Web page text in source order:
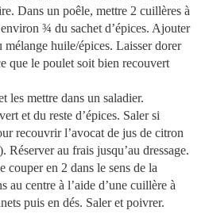
Dans un poêle, mettre 2 cuillères à
¾ du sachet d’épices. Ajouter
huile/épices. Laisser dorer
que le poulet soit bien recouvert
les mettre dans un saladier.
et du reste d’épices. Saler si
recouvrir l’avocat de jus de citron
Réserver au frais jusqu’au dressage.
couper en 2 dans le sens de la
au centre à l’aide d’une cuillère à
puis en dés. Saler et poivrer.